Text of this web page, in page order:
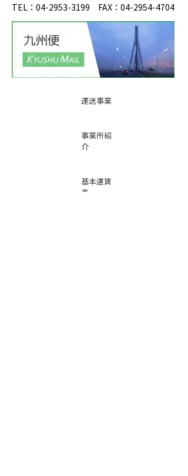
TEL：04-2953-3199 FAX：04-2954-4704
運送事業
事業所紹
介
基本運賃
表